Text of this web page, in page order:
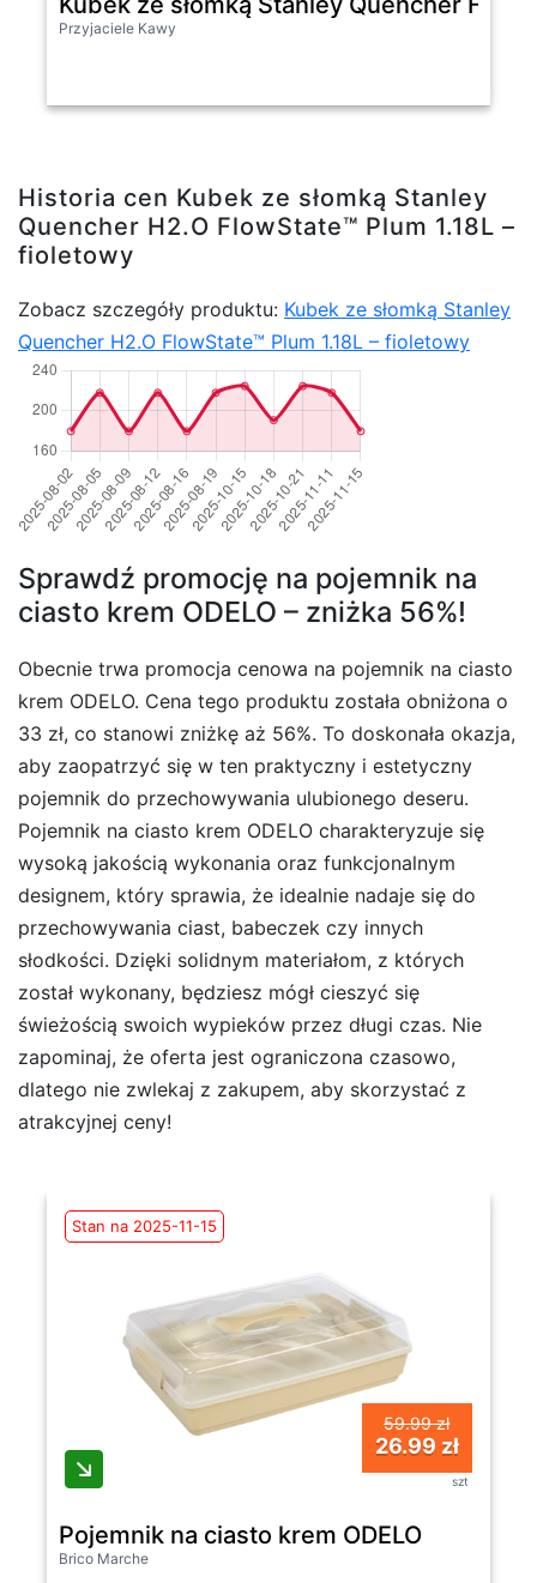
Przyjaciele Kawy
Historia cen Kubek ze słomką Stanley
Quencher H2.O FlowState™ Plum 1.18L –
fioletowy
Zobacz szczegóły produktu: Kubek ze słomką Stanley
Quencher H2.O FlowState™ Plum 1.18L – fioletowy
Sprawdź promocję na pojemnik na
ciasto krem ODELO – zniżka 56%!
Obecnie trwa promocja cenowa na pojemnik na ciasto
krem ODELO. Cena tego produktu została obniżona o
33 zł, co stanowi zniżkę aż 56%. To doskonała okazja,
aby zaopatrzyć się w ten praktyczny i estetyczny
pojemnik do przechowywania ulubionego deseru.
Pojemnik na ciasto krem ODELO charakteryzuje się
wysoką jakością wykonania oraz funkcjonalnym
designem, który sprawia, że idealnie nadaje się do
przechowywania ciast, babeczek czy innych
słodkości. Dzięki solidnym materiałom, z których
został wykonany, będziesz mógł cieszyć się
świeżością swoich wypieków przez długi czas. Nie
zapominaj, że oferta jest ograniczona czasowo,
dlatego nie zwlekaj z zakupem, aby skorzystać z
atrakcyjnej ceny!
Stan na 2025-11-15
59.99 zł
26.99 zł
szt
Pojemnik na ciasto krem ODELO
Brico Marche